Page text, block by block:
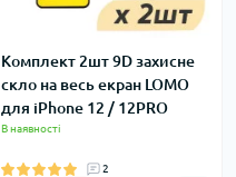
Комплект 2шт 9D захисне
скло на весь екран LOMO
для iPhone 12 / 12PRO
В наявності
2